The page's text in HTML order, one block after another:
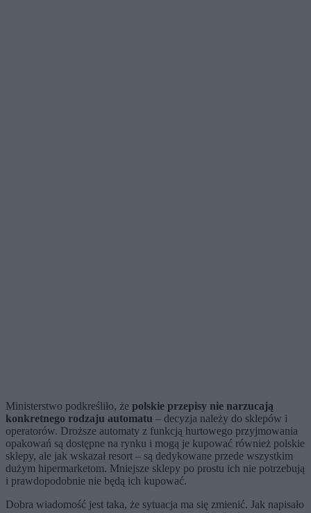
Ministerstwo podkreśliło, że polskie przepisy nie narzucają
konkretnego rodzaju automatu – decyzja należy do sklepów i
operatorów. Droższe automaty z funkcją hurtowego przyjmowania
opakowań są dostępne na rynku i mogą je kupować również polskie
sklepy, ale jak wskazał resort – są dedykowane przede wszystkim
dużym hipermarketom. Mniejsze sklepy po prostu ich nie potrzebują
i prawdopodobnie nie będą ich kupować.
Dobra wiadomość jest taka, że sytuacja ma się zmienić. Jak napisało